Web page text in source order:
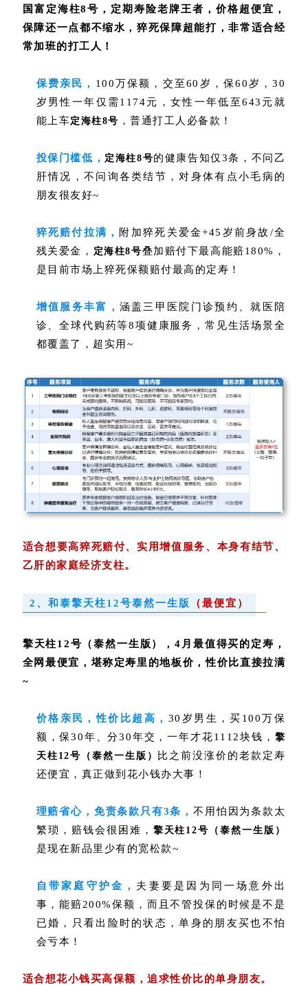
国富定海柱8号，定期寿险老牌王者，价格超便宜，
保障还一点都不缩水，猝死保障超能打，非常适合经
常加班的打工人！
保费亲民， 100万保额，交至60岁，保60岁，30
岁男性一年仅需1174元，女性一年低至643元就
能上车定海柱8号 ，普通打工人必备款！
投保门槛低， 定海柱8号的健康告知仅3条，不问乙
肝情况，不问询各类结节，对身体有点小毛病的
朋友很友好~
猝死赔付拉满， 附加猝死关爱金+45岁前身故/全
残关爱金， 定海柱8号叠加赔付下最高能赔180%，
是目前市场上猝死保额赔付最高的定寿！
增值服务丰富， 涵盖三甲医院门诊预约、就医陪
诊、全球代购药等8项健康服务，常见生活场景全
都覆盖了，超实用~
适合想要高猝死赔付、实用增值服务、本身有结节、
乙肝的家庭经济支柱。
2、和泰擎天柱12号泰然一生版 （最便宜）
擎天柱12号（泰然一生版），4月最值得买的定寿，
全网最便宜，堪称定寿里的地板价，性价比直接拉满
~
价格亲民，性价比超高， 30岁男生，买100万保
额，保30年、分30年交，一年才花1112块钱， 擎
天柱12号（泰然一生版）
比之前没涨价的老款定寿
还便宜，真正做到花小钱办大事！
理赔省心，免责条款只有3条，不用怕因为条款太
繁琐，赔钱会很困难， 擎天柱12号（泰然一生版）
是现在新品里少有的宽松款~
自带家庭守护金， 夫妻要是因为同一场意外出
事，能赔200%保额，而且不管投保的时候是不是
已婚，只看出险时的状态，单身的朋友买也不怕
会亏本！
适合想花小钱买高保额，追求性价比的单身朋友。